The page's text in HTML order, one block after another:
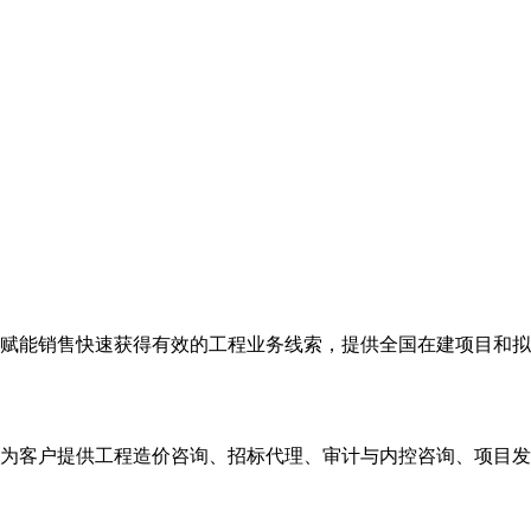
能销售快速获得有效的工程业务线索，提供全国在建项目和
户提供工程造价咨询、招标代理、审计与内控咨询、项目